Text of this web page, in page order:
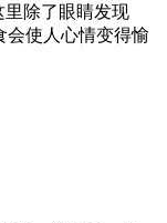
里除了眼睛发现
会使人心情变得愉